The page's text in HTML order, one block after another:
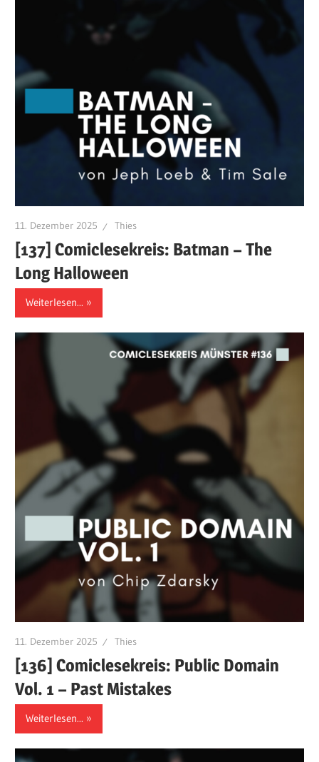
11. Dezember 2025 Thies
[137] Comiclesekreis: Batman – The
Long Halloween
Weiterlesen...
11. Dezember 2025 Thies
[136] Comiclesekreis: Public Domain
Vol. 1 – Past Mistakes
Weiterlesen...